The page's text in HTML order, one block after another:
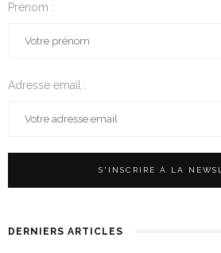
Prénom :
Adresse email :
DERNIERS ARTICLES